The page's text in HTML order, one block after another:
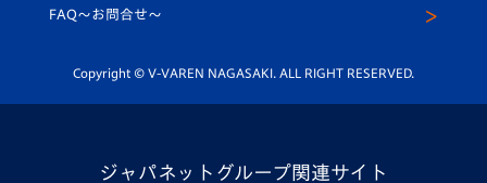
平和祈念活動
ホームタウン活動
スクール
FAQ〜お問合せ〜
Copyright © V-VAREN NAGASAKI. ALL RIGHT RESERVED.
ジャパネットグループ関連サイト